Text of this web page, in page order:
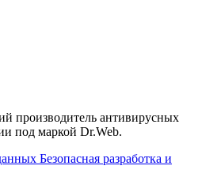
от
производитель антивирусных
под маркой Dr.Web.
Безопасная разработка и